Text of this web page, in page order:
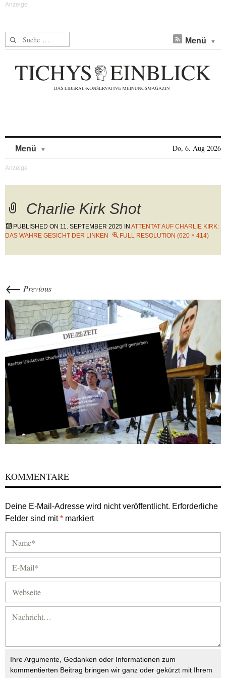
Suche nach: Menü
Menü Do, 6. Aug 2026
Charlie Kirk Shot
PUBLISHED ON 11. SEPTEMBER 2025 IN ATTENTAT AUF CHARLIE KIRK:
DAS WAHRE GESICHT DER LINKEN
FULL RESOLUTION (620 × 414)
← Previous
KOMMENTARE
Deine E-Mail-Adresse wird nicht veröffentlicht. Erforderliche
Felder sind mit* markiert
Ihre Argumente, Gedanken oder Informationen zum
kommentierten Beitrag bringen wir ganz oder gekürzt mit Ihrem